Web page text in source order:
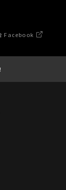
Facebook